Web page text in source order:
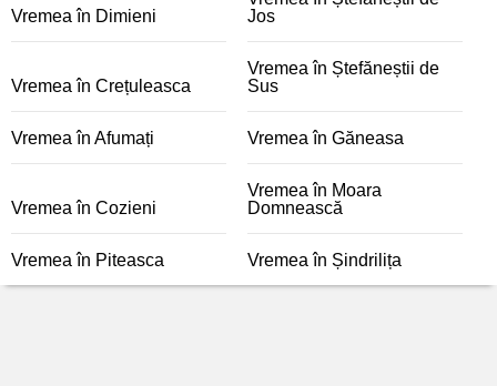
Vremea în Dimieni
Jos
Vremea în Crețuleasca
Vremea în Ștefăneștii de
Sus
Vremea în Afumați Vremea în Găneasa
Vremea în Cozieni
Vremea în Moara
Domnească
Vremea în Piteasca Vremea în Șindrilița